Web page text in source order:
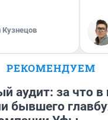
Кузнецов
РЕКОМЕНДУЕМ
аудит: за что в
бывшего